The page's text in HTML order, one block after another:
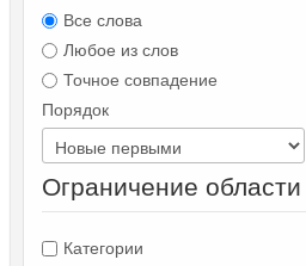
Все слова
Любое из слов
Точное совпадение
Порядок
Ограничение области
Категории